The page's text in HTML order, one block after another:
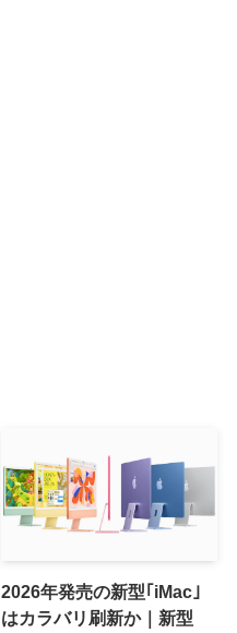
2026年発売の新型｢iMac｣
はカラバリ刷新か｜新型